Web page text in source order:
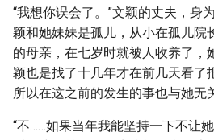
“我想你误会了。”文颖的丈夫，身
颖和她妹妹是孤儿，从小在孤儿院
的母亲，在七岁时就被人收养了，
颖也是找了十几年才在前几天看了
所以在这之前的发生的事也与她无
“不……如果当年我能坚持一下不让